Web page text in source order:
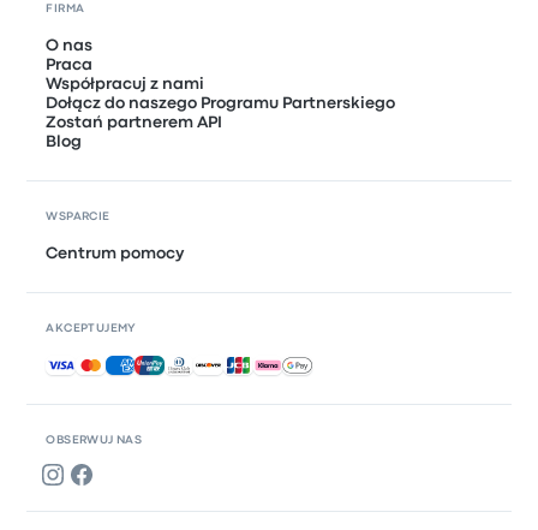
OBSERWUJ NAS
FIRMA
O nas
Praca
Współpracuj z nami
Dołącz do naszego Programu Partnerskiego
Zostań partnerem API
Blog
WSPARCIE
Centrum pomocy
AKCEPTUJEMY
Akceptowane płatności